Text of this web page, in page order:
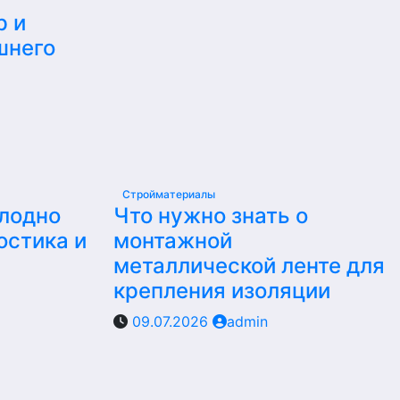
и
и
Стройматериалы
Что нужно знать о
монтажной
металлической ленте для
крепления изоляции
09.07.2026 admin